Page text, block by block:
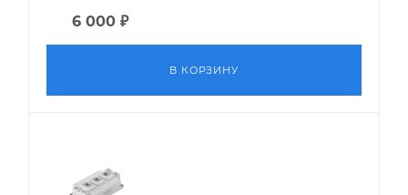
6 000 ₽
В КОРЗИНУ